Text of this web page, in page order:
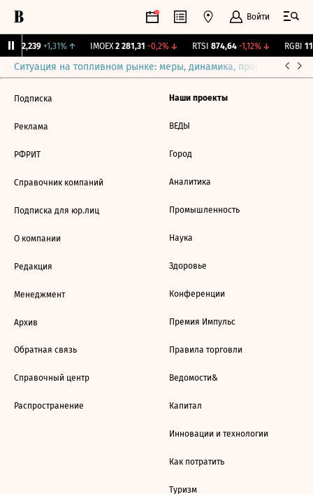
Войти
12,239 +1,31%↑ IMOEX 2 281,31 -0,2%↓ RTSI 874,64 -1,12%↓ RGBI
Ситуация на топливном рынке: меры, динамика, прогнозы
Подписка
Реклама
РФРИТ
Справочник компаний
Подписка для юр.лиц
О компании
Редакция
Менеджмент
Архив
Обратная связь
Справочный центр
Распространение
Наши проекты
ВЕДЫ
Город
Аналитика
Промышленность
Наука
Здоровье
Конференции
Премия Импульс
Правила торговли
Ведомости&
Капитал
Инновации и технологии
Как потратить
Туризм